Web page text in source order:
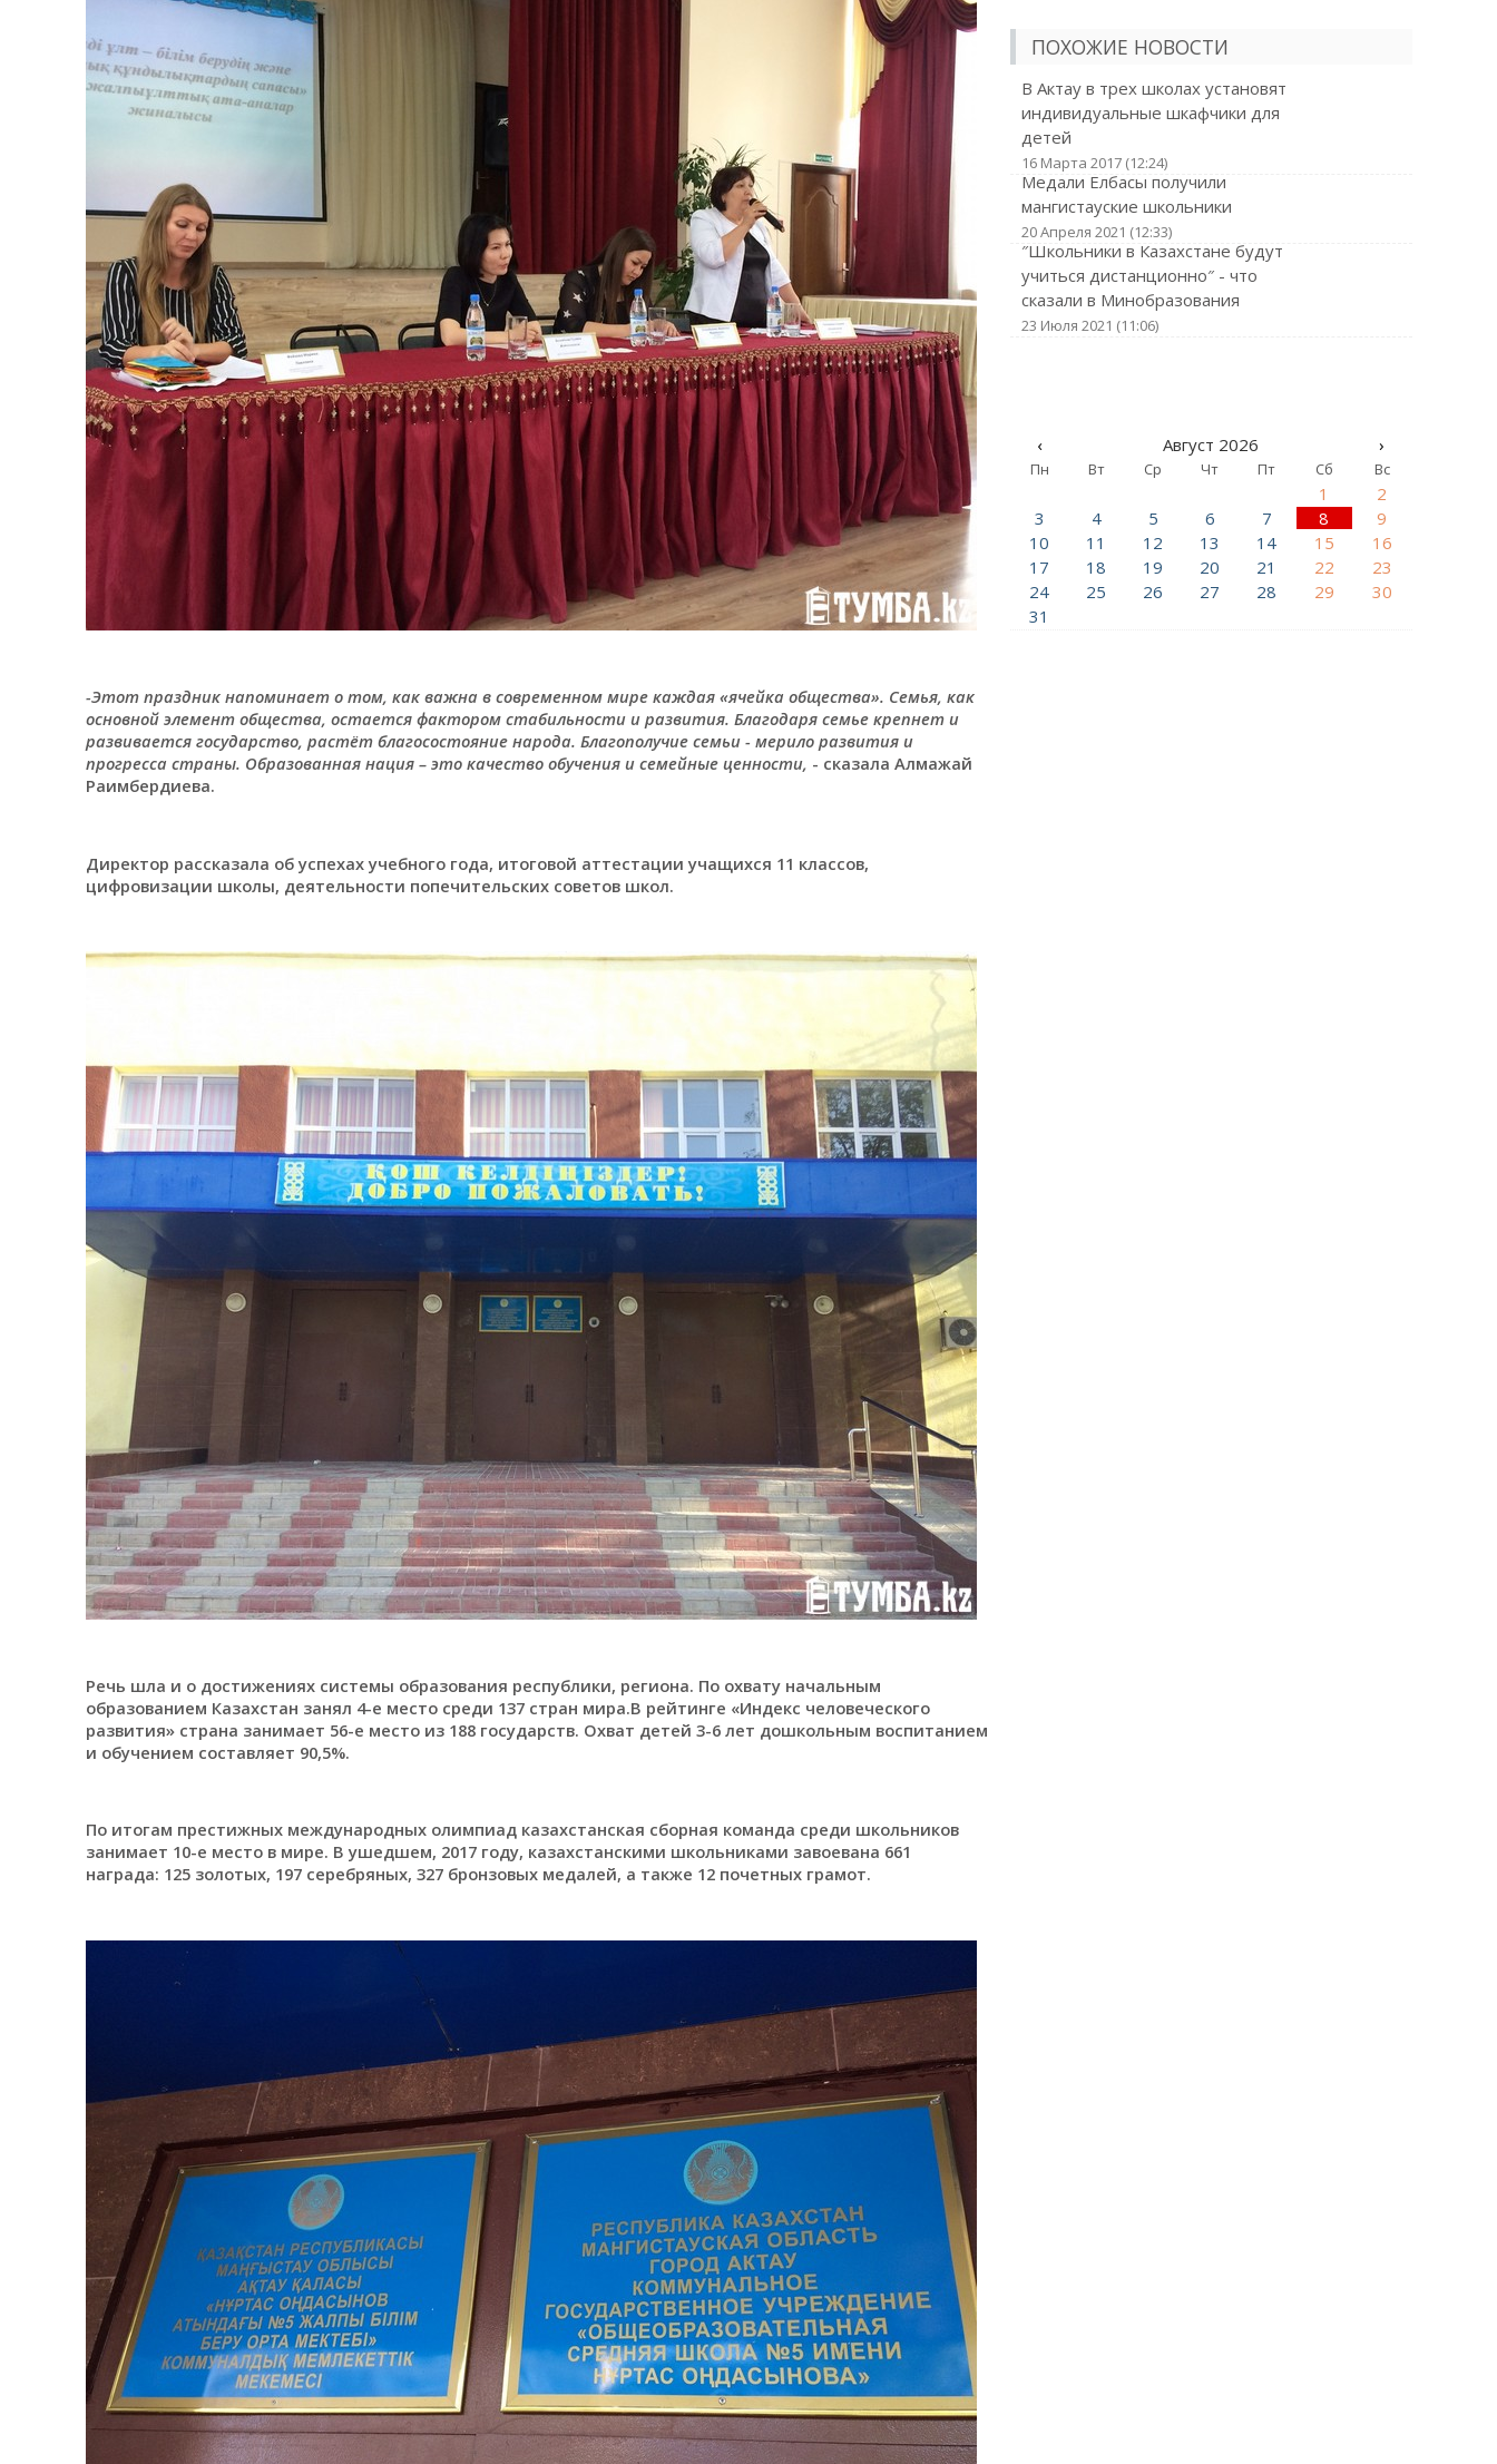
-Этот праздник напоминает о том, как важна в современном мире каждая «ячейка общества». Семья, как
основной элемент общества, остается фактором стабильности и развития. Благодаря семье крепнет и
развивается государство, растёт благосостояние народа. Благополучие семьи - мерило развития и
прогресса страны. Образованная нация – это качество обучения и семейные ценности, - сказала Алмажай
Раимбердиева.
Директор рассказала об успехах учебного года, итоговой аттестации учащихся 11 классов,
цифровизации школы, деятельности попечительских советов школ.
Речь шла и о достижениях системы образования республики, региона. По охвату начальным
образованием Казахстан занял 4-е место среди 137 стран мира.В рейтинге «Индекс человеческого
развития» страна занимает 56-е место из 188 государств. Охват детей 3-6 лет дошкольным воспитанием
и обучением составляет 90,5%.
По итогам престижных международных олимпиад казахстанская сборная команда среди школьников
занимает 10-е место в мире. В ушедшем, 2017 году, казахстанскими школьниками завоевана 661
награда: 125 золотых, 197 серебряных, 327 бронзовых медалей, а также 12 почетных грамот.
ПОХОЖИЕ НОВОСТИ
В Актау в трех школах установят
индивидуальные шкафчики для
детей
16 Марта 2017 (12:24)
Медали Елбасы получили
мангистауские школьники
20 Апреля 2021 (12:33)
″Школьники в Казахстане будут
учиться дистанционно″ - что
сказали в Минобразования
23 Июля 2021 (11:06)
‹ Август 2026 ›
Пн Вт Ср Чт Пт Сб Вс
1
2
3
4 5 6 7 8
9
10
11 12 13 14 15
16
17
18 19 20 21 22
23
24
25 26 27 28 29
30
31